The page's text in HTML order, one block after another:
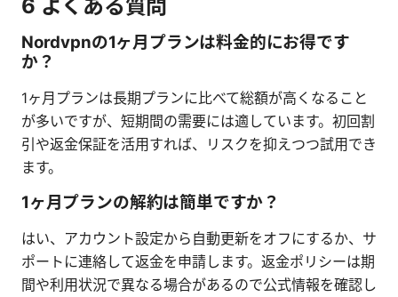
6 よくある質問
Nordvpnの1ヶ月プランは料金的にお得です
か？
1ヶ月プランは長期プランに比べて総額が高くなること
が多いですが、短期間の需要には適しています。初回割
引や返金保証を活用すれば、リスクを抑えつつ試用でき
ます。
1ヶ月プランの解約は簡単ですか？
はい、アカウント設定から自動更新をオフにするか、サ
ポートに連絡して返金を申請します。返金ポリシーは期
間や利用状況で異なる場合があるので公式情報を確認し